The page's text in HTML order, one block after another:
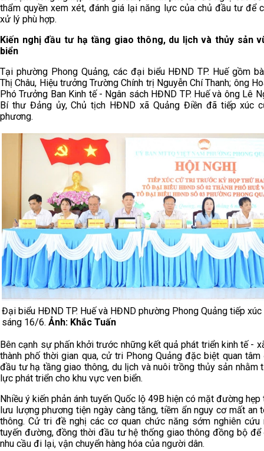
thẩm quyền xem xét, đánh giá lại năng lực của chủ đầu tư để
xử lý phù hợp.
Kiến nghị đầu tư hạ tầng giao thông, du lịch và thủy sản
biển
Tại phường Phong Quảng, các đại biểu HĐND TP. Huế gồm
Thị Châu, Hiệu trưởng Trường Chính trị Nguyễn Chí Thanh; ông
Phó Trưởng Ban Kinh tế - Ngân sách HĐND TP. Huế và ông Lê
Bí thư Đảng ủy, Chủ tịch HĐND xã Quảng Điền đã tiếp xúc
phương.
Đại biểu HĐND TP. Huế và HĐND phường Phong Quảng tiếp
sáng 16/6. Ảnh: Khắc Tuấn
Bên cạnh sự phấn khởi trước những kết quả phát triển kinh tế -
thành phố thời gian qua, cử tri Phong Quảng đặc biệt quan tâm
đầu tư hạ tầng giao thông, du lịch và nuôi trồng thủy sản nhằm
lực phát triển cho khu vực ven biển.
Nhiều ý kiến phản ánh tuyến Quốc lộ 49B hiện có mặt đường hẹp
lưu lượng phương tiện ngày càng tăng, tiềm ẩn nguy cơ mất an
thông. Cử tri đề nghị các cơ quan chức năng sớm nghiên cứu
tuyến đường, đồng thời đầu tư hệ thống giao thông đồng bộ để
nhu cầu đi lại, vận chuyển hàng hóa của người dân.